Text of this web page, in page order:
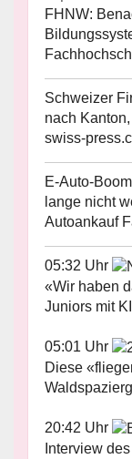
FHNW:
Schweizer
nach
swiss-
E-Auto-
lange nicht
Autoankauf
05:32 Uhr
«Wir haben
Juniors mit
05:01 Uhr
Diese
20:42 Uhr
Interview